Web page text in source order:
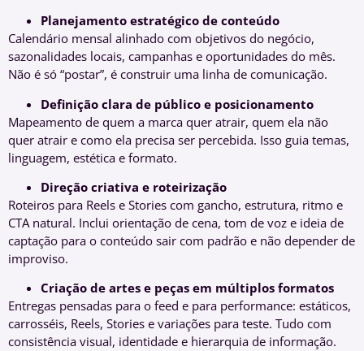
Planejamento estratégico de conteúdo
Calendário mensal alinhado com objetivos do negócio,
sazonalidades locais, campanhas e oportunidades do mês.
Não é só “postar”, é construir uma linha de comunicação.
Definição clara de público e posicionamento
Mapeamento de quem a marca quer atrair, quem ela não
quer atrair e como ela precisa ser percebida. Isso guia temas,
linguagem, estética e formato.
Direção criativa e roteirização
Roteiros para Reels e Stories com gancho, estrutura, ritmo e
CTA natural. Inclui orientação de cena, tom de voz e ideia de
captação para o conteúdo sair com padrão e não depender de
improviso.
Criação de artes e peças em múltiplos formatos
Entregas pensadas para o feed e para performance: estáticos,
carrosséis, Reels, Stories e variações para teste. Tudo com
consistência visual, identidade e hierarquia de informação.